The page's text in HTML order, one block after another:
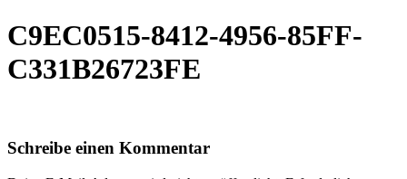
C9EC0515-8412-4956-85FF-
C331B26723FE
Schreibe einen Kommentar